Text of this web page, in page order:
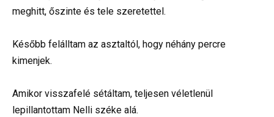
meghitt, őszinte és tele szeretettel.
Később felálltam az asztaltól, hogy néhány percre
kimenjek.
Amikor visszafelé sétáltam, teljesen véletlenül
lepillantottam Nelli széke alá.